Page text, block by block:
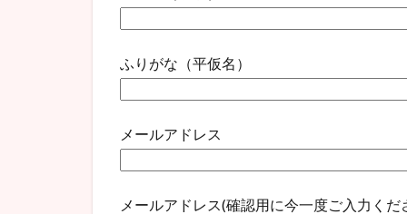
ふりがな（平仮名）
メールアドレス
メールアドレス(確認用に今一度ご入力くだ